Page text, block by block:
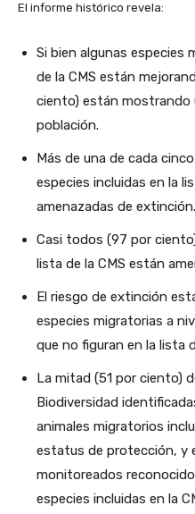
El informe histórico revela:
Si bien algunas especies
de la CMS están
ciento) están mostrando
población.
Más de una de cada
especies incluidas en la
amenazadas de extinción.
Casi todos (97 por
lista de la CMS están
El riesgo de extinción
especies migratorias a
que no figuran en la lista
La mitad (51 por ciento)
Biodiversidad
animales migratorios
estatus de protección, y
monitoreados
especies incluidas en la